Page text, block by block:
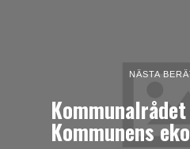
NÄSTA
Kommunens